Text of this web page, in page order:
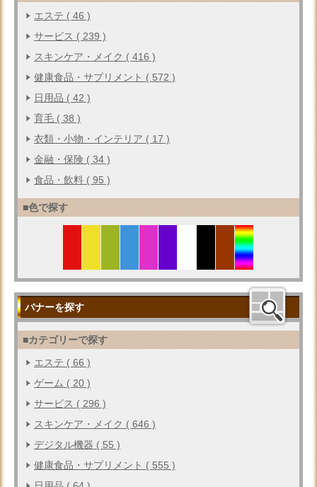
エステ ( 46 )
サービス ( 239 )
スキンケア・メイク ( 416 )
健康食品・サプリメント ( 572 )
日用品 ( 42 )
育毛 ( 38 )
衣類・小物・インテリア ( 17 )
金融・保険 ( 34 )
食品・飲料 ( 95 )
■色で探す
バナーを探す
■カテゴリーで探す
エステ ( 66 )
ゲーム ( 20 )
サービス ( 296 )
スキンケア・メイク ( 646 )
デジタル機器 ( 55 )
健康食品・サプリメント ( 555 )